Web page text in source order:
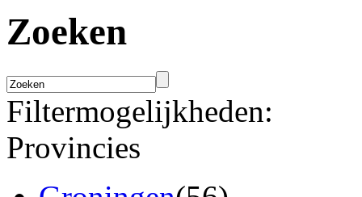
Zoeken
Filtermogelijkheden:
Provincies